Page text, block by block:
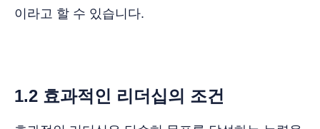
이라고 할 수 있습니다.
1.2 효과적인 리더십의 조건